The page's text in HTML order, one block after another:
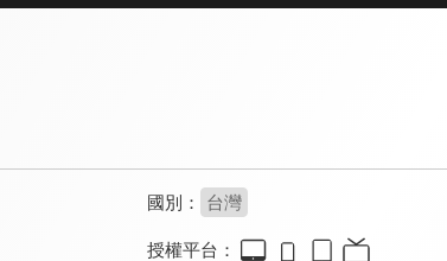
國別： 台灣
授權平台：